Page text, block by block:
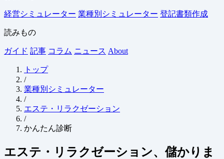
経営シミュレーター 業種別シミュレーター 登記書類作成
読みもの
ガイド 記事 コラム ニュース About
トップ
/
業種別シミュレーター
/
エステ・リラクゼーション
/
かんたん診断
エステ・リラクゼーション、儲かりま